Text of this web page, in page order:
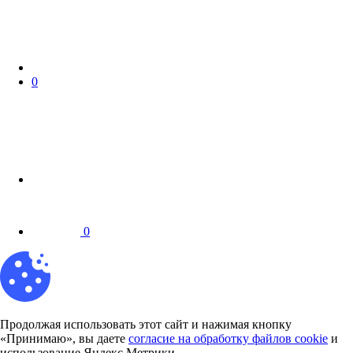
0
0
Продолжая использовать этот сайт и нажимая кнопку
«Принимаю», вы даете согласие на обработку файлов cookie и